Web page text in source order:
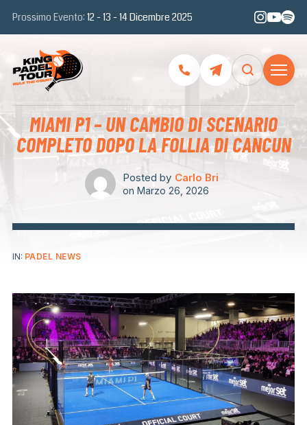
Prossimo Evento: 12 - 13 - 14 Dicembre 2025
MIAMI P1 – UN CAMBIO DI SCENARIO
COMPLETO DOPO LA FOLLIA DI CANCUN
Posted by Carlo Bri
on Marzo 26, 2026
IN: PADEL NEWS